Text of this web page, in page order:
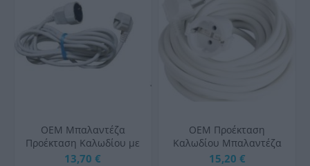
ΟΕΜ Μπαλαντέζα
Προέκταση Καλωδίου με
Μήκος 5m Διατομής
13,70 €
OEM Προέκταση
Καλωδίου Μπαλαντέζα
3x1,5 7mt Λευκή
15,20 €